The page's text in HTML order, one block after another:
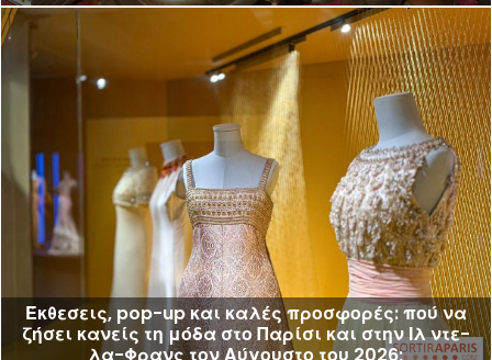
Έκθεσεις, pop-up και καλές προσφορές: πού να
ζήσει κανείς τη μόδα στο Παρίσι και στην Ιλ ντε-